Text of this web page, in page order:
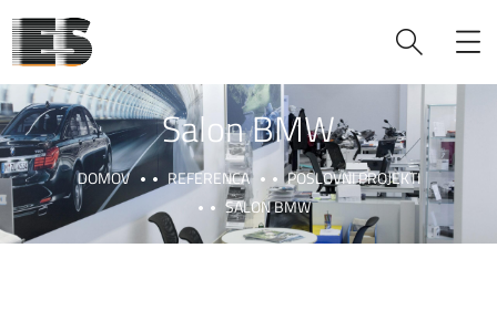
Salon BMW
DOMOV REFERENCA
POSLOVNI PROJEKTI
SALON BMW